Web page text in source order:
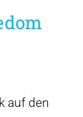
auf den